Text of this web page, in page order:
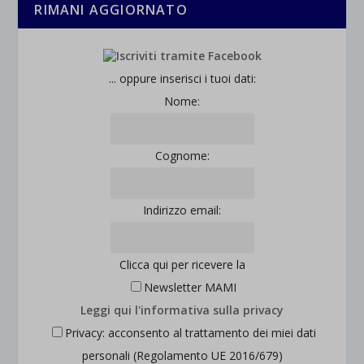
RIMANI AGGIORNATO
... oppure inserisci i tuoi dati:
Nome:
Cognome:
Indirizzo email:
Clicca qui per ricevere la
Newsletter MAMI
Leggi qui l'informativa sulla privacy
Privacy: acconsento al trattamento dei miei dati
personali (Regolamento UE 2016/679)